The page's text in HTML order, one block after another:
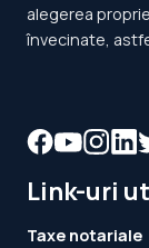
alegerea
învecinate,
Link-uri
Taxe notariale